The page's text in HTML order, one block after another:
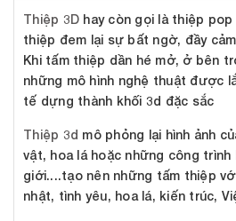
Thiệp 3D hay còn gọi là thiệp
thiệp đem lại sự bất ngờ, đầy
Khi tấm thiệp dần hé mở, ở bên
những mô hình nghệ thuật được
tế dựng thành khối 3d đặc sắc
Thiệp 3d mô phỏng lại hình ảnh
vật, hoa lá hoặc những công
giới....tạo nên những tấm thiệp
nhật, tình yêu, hoa lá, kiến trúc,